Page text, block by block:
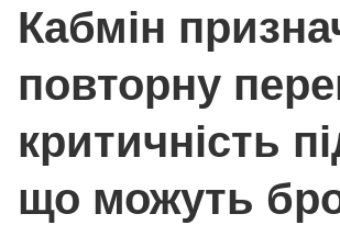
Кабмін
повторну
критичність
що можуть